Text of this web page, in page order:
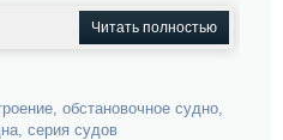
Читать полностью
, обстановочное судно,
, серия судов